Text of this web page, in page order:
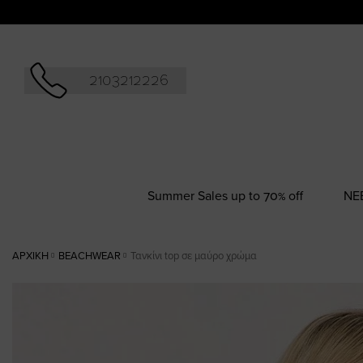
2103212226
Summer Sales up to 70% off
ΑΡΧΙΚΉ BEACHWEAR Τανκίνι top σε μαύρο χρώμα